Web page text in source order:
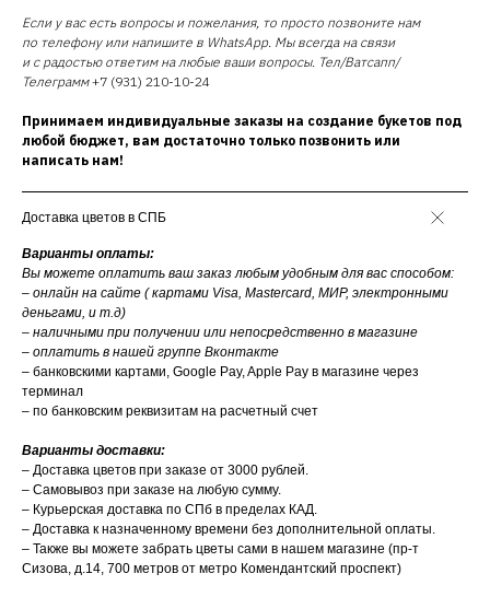
Если у вас есть вопросы и пожелания, то просто позвоните нам
по телефону или напишите в WhatsApp. Мы всегда на связи
и с радостью ответим на любые ваши вопросы. Тел/Ватсапп/
Телеграмм+7 (931) 210-10-24
Принимаем индивидуальные заказы на создание букетов под
любой бюджет, вам достаточно только позвонить или
написать нам!
Доставка цветов в СПБ
Варианты оплаты:
Вы можете оплатить ваш заказ любым удобным для вас способом:
– онлайн на сайте ( картами Visa, Mastercard, МИР, электронными
деньгами, и т.д)
– наличными при получении или непосредственно в магазине
– оплатить в нашей группе Вконтакте
– банковскими картами, Google Pay, Apple Pay в магазине через
терминал
– по банковским реквизитам на расчетный счет
Варианты доставки:
– Доставка цветов при заказе от 3000 рублей.
– Самовывоз при заказе на любую сумму.
– Курьерская доставка по СПб в пределах КАД.
– Доставка к назначенному времени без дополнительной оплаты.
– Также вы можете забрать цветы сами в нашем магазине (пр-т
Сизова, д.14, 700 метров от метро Комендантский проспект)